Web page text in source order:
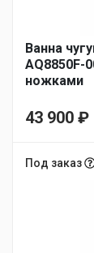
Ванна
AQ8850F-
ножками
43 900 ₽
Под заказ